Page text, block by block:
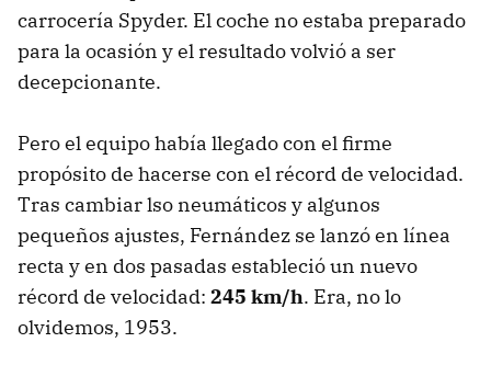
carrocería Spyder. El coche no estaba preparado
para la ocasión y el resultado volvió a ser
decepcionante.
Pero el equipo había llegado con el firme
propósito de hacerse con el récord de velocidad.
Tras cambiar lso neumáticos y algunos
pequeños ajustes, Fernández se lanzó en línea
recta y en dos pasadas estableció un nuevo
récord de velocidad: 245 km/h. Era, no lo
olvidemos, 1953.